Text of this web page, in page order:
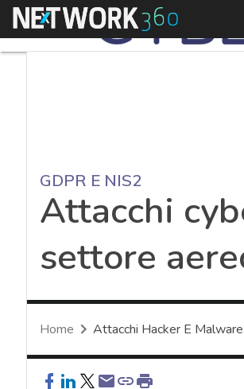
Menu
GDPR E NIS2
Attacchi
settore
Home Attacchi Hacker E